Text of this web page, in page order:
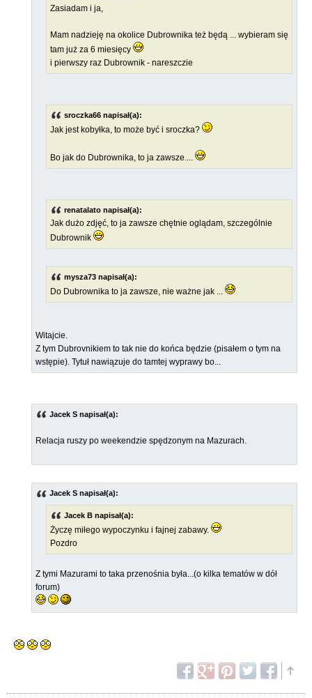
Zasiadam i ja,
Mam nadzieję na okolice Dubrownika też będą ... wybieram się
tam już za 6 miesięcy
i pierwszy raz Dubrownik - nareszczie
sroczka66 napisał(a):
Jak jest kobyłka, to może być i sroczka?
Bo jak do Dubrownika, to ja zawsze....
renatalato napisał(a):
Jak dużo zdjęć, to ja zawsze chętnie oglądam, szczególnie
Dubrownik
mysza73 napisał(a):
Do Dubrownika to ja zawsze, nie ważne jak ...
Witajcie.
Z tym Dubrovnikiem to tak nie do końca będzie (pisałem o tym na
wstępie). Tytuł nawiązuje do tamtej wyprawy bo...
Jacek S napisał(a):
Relacja ruszy po weekendzie spędzonym na Mazurach.
Jacek S napisał(a):
Jacek B napisał(a):
Życzę miłego wypoczynku i fajnej zabawy.
Pozdro
Z tymi Mazurami to taka przenośnia była...(o kilka tematów w dół
forum)